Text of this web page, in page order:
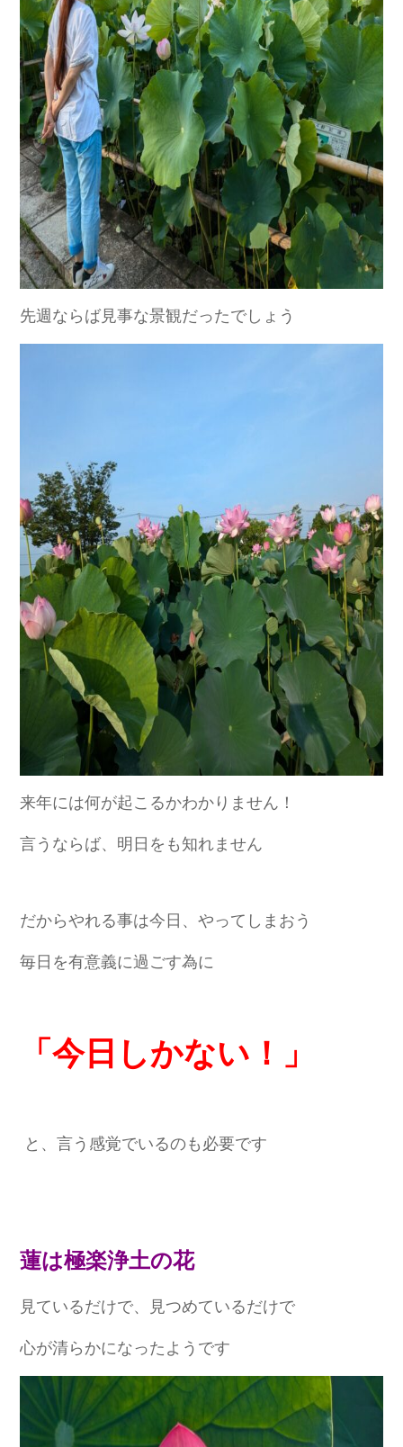
先週ならば見事な景観だったでしょう
来年には何が起こるかわかりません！
言うならば、明日をも知れません
だからやれる事は今日、やってしまおう
毎日を有意義に過ごす為に
「今日しかない！」
と、言う感覚でいるのも必要です
蓮は極楽浄土の花
見ているだけで、見つめているだけで
心が清らかになったようです